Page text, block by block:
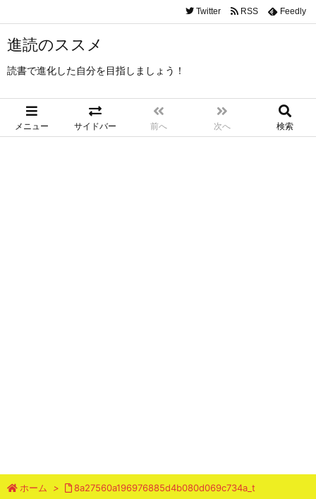
進読のススメ
読書で進化した自分を目指しましょう！
メニュー サイドバー 前へ 次へ 検索
Twitter RSS Feedly
ホーム > 8a27560a196976885d4b080d069c734a_t